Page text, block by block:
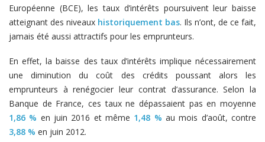
Européenne (BCE), les taux d’intérêts poursuivent leur baisse
atteignant des niveaux historiquement bas. Ils n’ont, de ce fait,
jamais été aussi attractifs pour les emprunteurs.
En effet, la baisse des taux d’intérêts implique nécessairement
une diminution du coût des crédits poussant alors les
emprunteurs à renégocier leur contrat d’assurance. Selon la
Banque de France, ces taux ne dépassaient pas en moyenne
1,86 % en juin 2016 et même 1,48 % au mois d’août, contre
3,88 % en juin 2012.